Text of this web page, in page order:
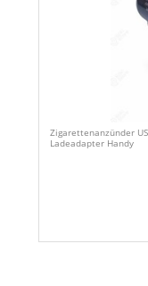
Zigarettenanzünder
Ladeadapter Handy